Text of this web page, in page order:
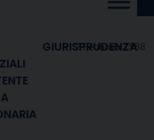
2 Febbraio 1988
GIURISPRUDENZA